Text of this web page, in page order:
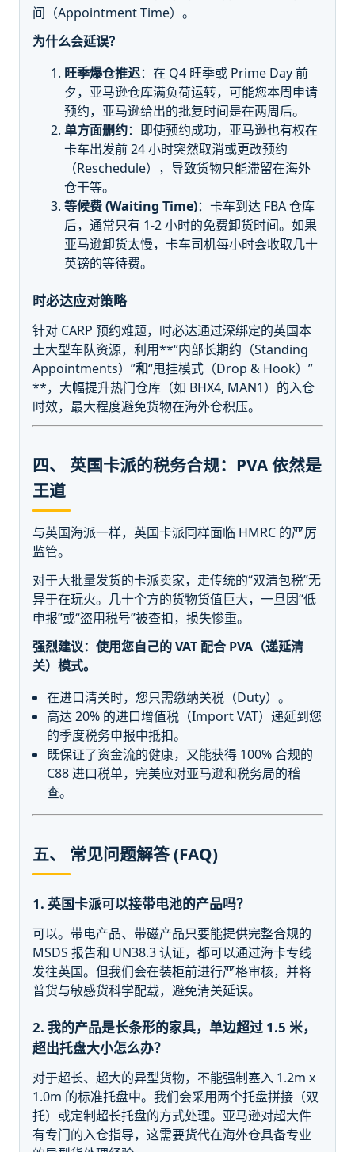
间（Appointment Time）。
为什么会延误？
旺季爆仓推迟：在 Q4 旺季或 Prime Day 前
夕，亚马逊仓库满负荷运转，可能您本周申请
预约，亚马逊给出的批复时间是在两周后。
单方面删约：即使预约成功，亚马逊也有权在
卡车出发前 24 小时突然取消或更改预约
（Reschedule），导致货物只能滞留在海外
仓干等。
等候费 (Waiting Time)：卡车到达 FBA 仓库
后，通常只有 1-2 小时的免费卸货时间。如果
亚马逊卸货太慢，卡车司机每小时会收取几十
英镑的等待费。
时必达应对策略
针对 CARP 预约难题，时必达通过深绑定的英国本
土大型车队资源，利用**“内部长期约（Standing
Appointments）”和“甩挂模式（Drop & Hook）”
**，大幅提升热门仓库（如 BHX4, MAN1）的入仓
时效，最大程度避免货物在海外仓积压。
四、 英国卡派的税务合规：PVA 依然是
王道
与英国海派一样，英国卡派同样面临 HMRC 的严厉
监管。
对于大批量发货的卡派卖家，走传统的“双清包税”无
异于在玩火。几十个方的货物货值巨大，一旦因“低
申报”或“盗用税号”被查扣，损失惨重。
强烈建议：使用您自己的 VAT 配合 PVA（递延清
关）模式。
在进口清关时，您只需缴纳关税（Duty）。
高达 20% 的进口增值税（Import VAT）递延到您
的季度税务申报中抵扣。
既保证了资金流的健康，又能获得 100% 合规的
C88 进口税单，完美应对亚马逊和税务局的稽
查。
五、 常见问题解答 (FAQ)
1. 英国卡派可以接带电池的产品吗？
可以。带电产品、带磁产品只要能提供完整合规的
MSDS 报告和 UN38.3 认证，都可以通过海卡专线
发往英国。但我们会在装柜前进行严格审核，并将
普货与敏感货科学配载，避免清关延误。
2. 我的产品是长条形的家具，单边超过 1.5 米，
超出托盘大小怎么办？
对于超长、超大的异型货物，不能强制塞入 1.2m x
1.0m 的标准托盘中。我们会采用两个托盘拼接（双
托）或定制超长托盘的方式处理。亚马逊对超大件
有专门的入仓指导，这需要货代在海外仓具备专业